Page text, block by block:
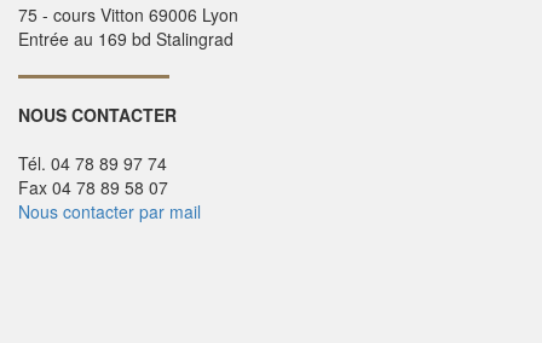
75 - cours Vitton 69006 Lyon
Entrée au 169 bd Stalingrad
NOUS CONTACTER
Tél. 04 78 89 97 74
Fax 04 78 89 58 07
Nous contacter par mail